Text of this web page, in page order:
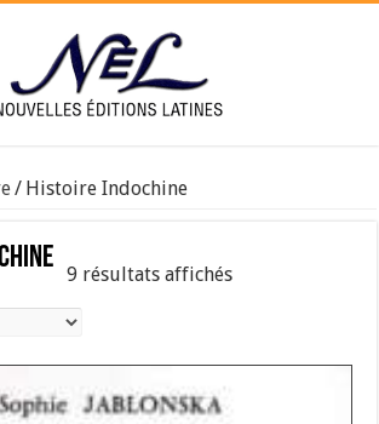
/ Histoire Indochine
9 résultats affichés